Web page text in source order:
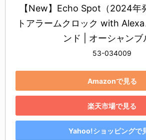
【New】Echo Spot（2024年
トアラームクロック with
ンド | オーシャンブ
53-034009
Amazonで見る
楽天市場で見る
Yahoo!ショッピングで